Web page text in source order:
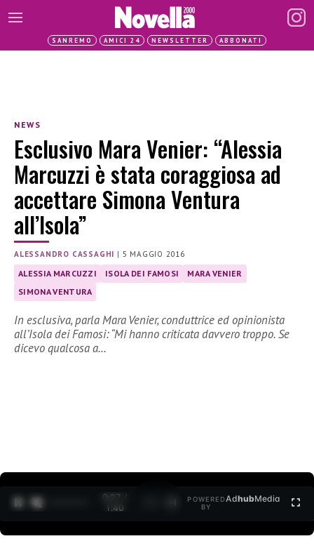
SANREMO AMICI 24 NEWSLETTER ABBONATI
NEWS
Esclusivo Mara Venier: “Alessia
Marcuzzi è stata coraggiosa ad
accettare Simona Ventura
all’Isola”
ALESSANDRO CASSAGHI | 5 MAGGIO 2016
ALESSIA MARCUZZI ISOLA DEI FAMOSI
MARA VENIER
SIMONA VENTURA
In esclusiva, parla Mara Venier, conduttrice ed opinionista
all’Isola dei Famosi: “Mi hanno criticata davvero troppo. Se
dicevo qualcosa a…
0:27 /
1:40
POWERED
BY
AdhubMedia